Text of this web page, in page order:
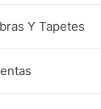
Y Tapetes